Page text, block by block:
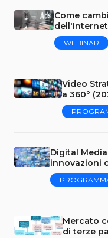
Come
WEBINAR
Video
a 360°
Digital
innovazioni
Mercato
di terze